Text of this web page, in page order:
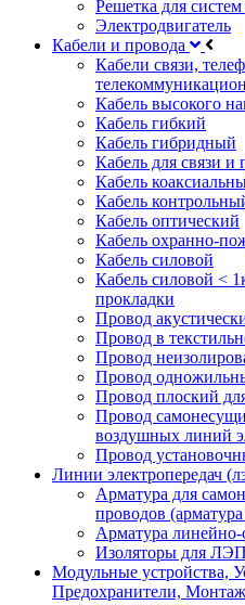
Решетка для
Электродвигатель
Кабели и провода
Кабели связи,
Кабель высокого
Кабель гибкий
Кабель гибридный
Кабель для связи и
Кабель
Кабель
Кабель оптический
Кабель охранно-
Кабель силовой
Кабель силовой <
прокладки
Провод
Провод в
Провод
Провод
Провод плоский
Провод
воздушных линий
Провод
Линии электропередач
Арматура для
проводов
Арматура линейно-
Изоляторы для ЛЭП
Модульные устройства,
Предохранители,